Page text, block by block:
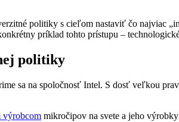
politiky s cieľom nastaviť čo najviac
príklad tohto prístupu –
politiky
sa na spoločnosť Intel. S dosť veľkou
výrobcom mikročipov na svete a jeho